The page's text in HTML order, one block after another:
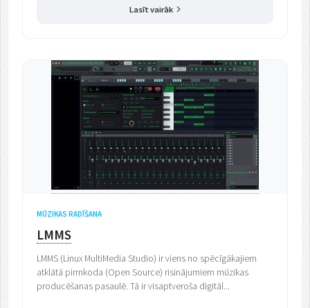
Lasīt vairāk
MŪZIKAS RADĪŠANA
LMMS
LMMS (Linux MultiMedia Studio) ir viens no spēcīgākajiem
atklātā pirmkoda (Open Source) risinājumiem mūzikas
producēšanas pasaulē. Tā ir visaptveroša digitāl...